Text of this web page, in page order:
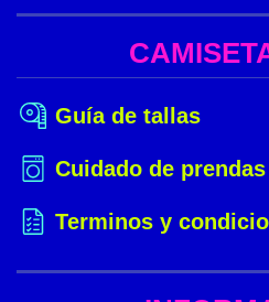
Guía de tallas
Cuidado de prendas
Terminos y